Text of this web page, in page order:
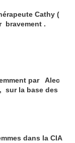
Cathy (
bravement .
par Alec
sur la base des
dans la CIA